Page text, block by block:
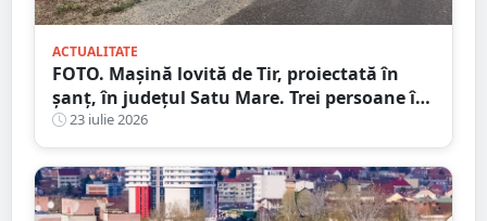
ACTUALITATE
FOTO. Mașină lovită de Tir, proiectată în
șanț, în județul Satu Mare. Trei persoane în
mașină, una la Urgență
23 iulie 2026